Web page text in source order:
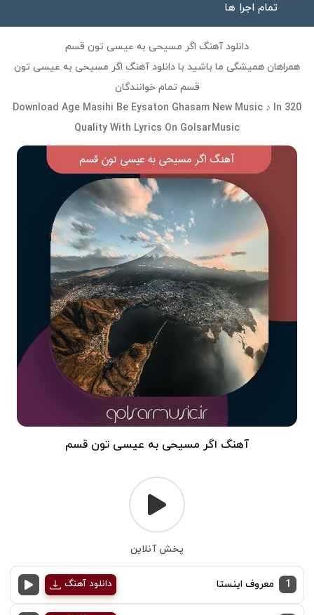
تمام اجرا ها
دانلود آهنگ اگر مسیحی به عیسی تون قسم
همراهان همیشگی ما باشید با دانلود آهنگ اگر مسیحی به عیسی تون
قسم تمام خوانندگان
Download Age Masihi Be Eysaton Ghasam New Music ♪ In 320
Quality With Lyrics On GolsarMusic
آهنگ اگر مسیحی به عیسی تون قسم
پخش آنلاین
1 معروف اینستا دانلود آهنگ